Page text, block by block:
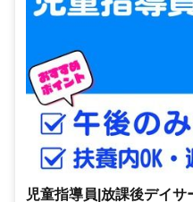
児童指導員|放課後デイサ